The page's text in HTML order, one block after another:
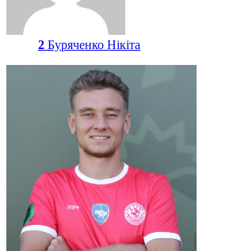
2 Буряченко Нікіта